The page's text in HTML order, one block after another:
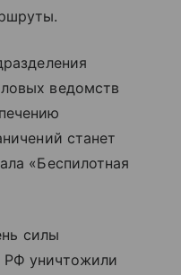
ведомств
станет
«Беспилотная
силы
РФ уничтожили